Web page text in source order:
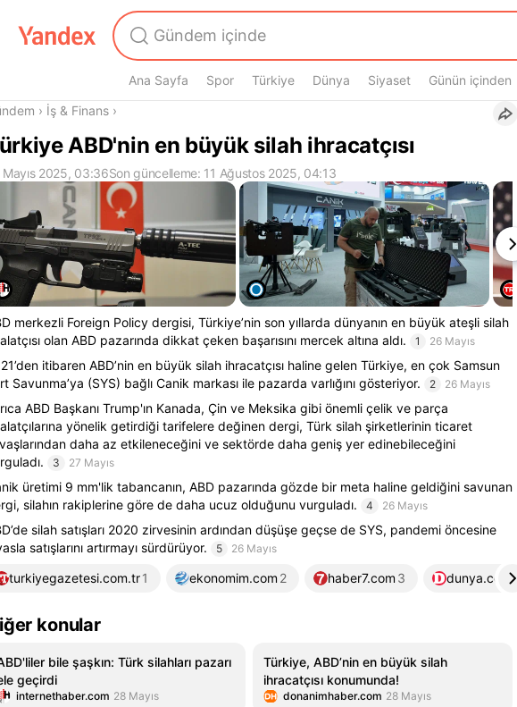
Ana Sayfa Spor Türkiye Dünya Siyaset Günün içinden
› İş & Finans ›
ABD'nin en büyük silah ihracatçısı
Mayıs 2025, 03:36Son güncelleme: 11 Ağustos 2025, 04:13
merkezli Foreign Policy dergisi, Türkiye’nin son yıllarda dünyanın en büyük ateşli silah
olan ABD pazarında dikkat çeken başarısını mercek altına aldı.
1 26 Mayıs
itibaren ABD’nin en büyük silah ihracatçısı haline gelen Türkiye, en çok Samsun
Savunma’ya (SYS) bağlı Canik markası ile pazarda varlığını gösteriyor.
2 26 Mayıs
ABD Başkanı Trump'ın Kanada, Çin ve Meksika gibi önemli çelik ve parça
yönelik getirdiği tarifelere değinen dergi, Türk silah şirketlerinin ticaret
daha az etkileneceğini ve sektörde daha geniş yer edinebileceğini
3 27 Mayıs
üretimi 9 mm'lik tabancanın, ABD pazarında gözde bir meta haline geldiğini savunan
silahın rakiplerine göre de daha ucuz olduğunu vurguladı.
4 26 Mayıs
silah satışları 2020 zirvesinin ardından düşüşe geçse de SYS, pandemi öncesine
satışlarını artırmayı sürdürüyor.
5 26 Mayıs
turkiyegazetesi.com.tr1 ekonomim.com 2 haber7.com 3 dunya.com4
konular
bile şaşkın: Türk silahları pazarı
geçirdi
internethaber.com 28 Mayıs
Türkiye, ABD’nin en büyük silah
ihracatçısı konumunda!
donanimhaber.com 28 Mayıs